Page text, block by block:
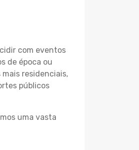
com eventos
de época ou
residenciais,
públicos
uma vasta